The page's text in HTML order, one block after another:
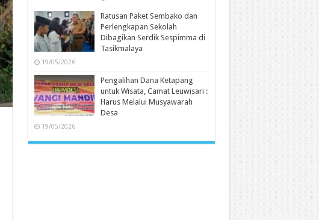
Ratusan Paket Sembako dan
Perlengkapan Sekolah
Dibagikan Serdik Sespimma di
Tasikmalaya
19/05/2026
Pengalihan Dana Ketapang
untuk Wisata, Camat Leuwisari :
Harus Melalui Musyawarah
Desa
19/05/2026